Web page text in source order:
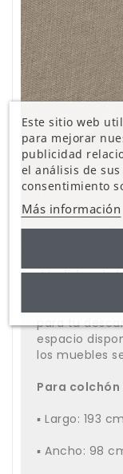
Medidas de
para tu
espacio
los muebles
Para colchón
▪ Largo: 193 cm
▪ Ancho: 98
Este sitio web
para mejorar
publicidad
el análisis de
consentimiento
Más información